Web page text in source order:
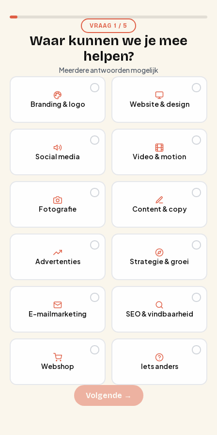
VRAAG 1 / 5
Waar kunnen we je mee
helpen?
Meerdere antwoorden mogelijk
Branding & logo Website & design
Social media Video & motion
Fotografie Content & copy
Advertenties Strategie & groei
E-mailmarketing SEO & vindbaarheid
Webshop Iets anders
Volgende →